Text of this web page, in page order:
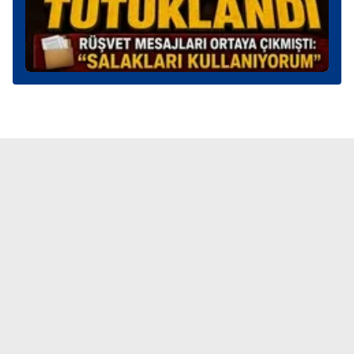
kullanılmaktadır. Diğer çerezler, sitemizin daha işlevsel
kılınması ve kişiselleştirilmesi ve sizlere yönelik
reklam/pazarlama faaliyetlerinin yapılması, amaçlarıyla
sınırlı olarak açık rızanız dahilinde kullanılacaktır.